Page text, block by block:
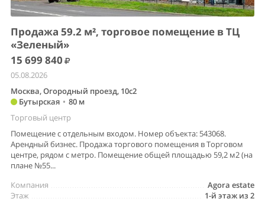
Продажа 59.2 м², торговое помещение в ТЦ
«Зеленый»
15 699 840
05.08.2026
Москва, Огородный проезд, 10с2
Бутырская • 80 м
Торговый центр
Помещение с отдельным входом. Номер объекта: 543068.
Арендный бизнес. Продажа торгового помещения в Торговом
центре, рядом с метро. Помещение общей площадью 59,2 м2 (на
плане №55...
Agora estate
Компания
1-й этаж из 2
Этаж